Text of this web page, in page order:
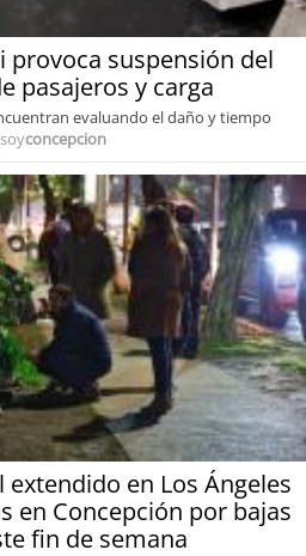
provoca suspensión del
pasajeros y carga
evaluando el daño y tiempo
soyconcepcion
extendido en Los Ángeles
en Concepción por bajas
fin de semana